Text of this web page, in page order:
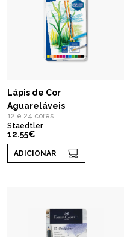
Lápis de Cor
Aguareláveis
12 e 24 cores
Staedtler
12.55€
ADICIONAR